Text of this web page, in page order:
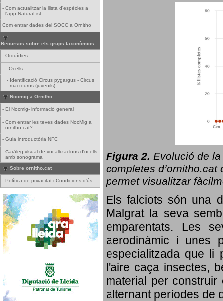
- Com actualitzar la llista d'espècies a
l'app NaturaList
Com entrar dades del SOCC a Ornitho
Recursos sobre els grups taxonòmics
- Orquídies
Ocells
- Identificació Circus pygargus - Circus
macrourus (juvenils)
Nocmig a Ornitho
- El Nocmig- informació general
- Com entrar les teves dades NocMig a
ornitho.cat?
- Guia introductòria NFC
- Catàleg visual de vocalitzacions d'ocells
amb sonograma
Sobre ornitho.cat
- Política de privacitat i Condicions d'ús
Figura 2. Evolució de la
completes d’ornitho.cat
permet visualitzar
Els falciots són una
Malgrat la seva
emparentats. Les
aerodinàmic i unes
especialitzada que li
l'aire caça insectes,
material per
alternant períodes de